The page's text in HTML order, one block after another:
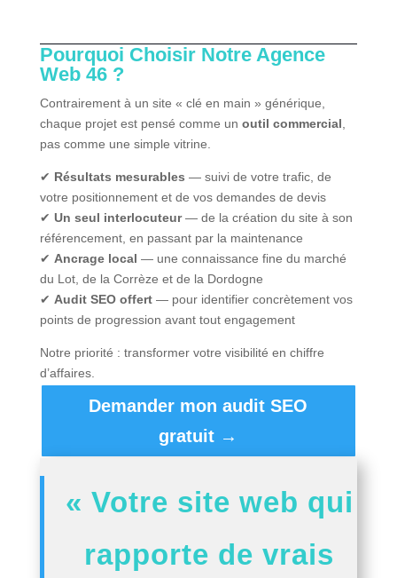
Pourquoi Choisir Notre Agence
Web 46 ?
Contrairement à un site « clé en main » générique,
chaque projet est pensé comme un outil commercial
pas comme une simple vitrine.
✔ Résultats mesurables — suivi de votre trafic, de
votre positionnement et de vos demandes de devis
✔ Un seul interlocuteur— de la création du site à son
référencement, en passant par la maintenance
✔ Ancrage local — une connaissance fine du marché
du Lot, de la Corrèze et de la Dordogne
✔ Audit SEO offert— pour identifier concrètement vos
points de progression avant tout engagement
Notre priorité : transformer votre visibilité en chiffre
d’affaires.
Demander mon audit SEO
gratuit →
« Votre site web qui
rapporte de vrais